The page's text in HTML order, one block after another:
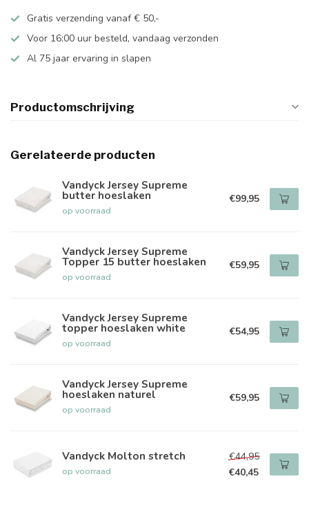
Gratis verzending vanaf € 50,-
Voor 16:00 uur besteld, vandaag verzonden
Al 75 jaar ervaring in slapen
Productomschrijving
Gerelateerde producten
Vandyck Jersey Supreme
butter hoeslaken
op voorraad
€99,95
Vandyck Jersey Supreme
Topper 15 butter hoeslaken
op voorraad
€59,95
Vandyck Jersey Supreme
topper hoeslaken white
op voorraad
€54,95
Vandyck Jersey Supreme
hoeslaken naturel
op voorraad
€59,95
Vandyck Molton stretch
op voorraad
€44,95
€40,45